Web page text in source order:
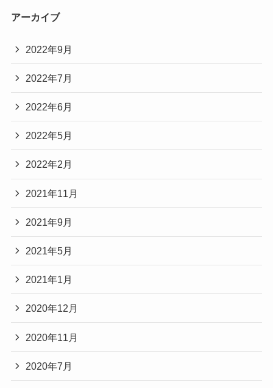
アーカイブ
2022年9月
2022年7月
2022年6月
2022年5月
2022年2月
2021年11月
2021年9月
2021年5月
2021年1月
2020年12月
2020年11月
2020年7月